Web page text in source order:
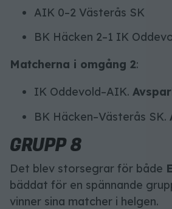
AIK 0–2 Västerås SK
BK Häcken 2–1 IK
Matcherna i omgång 2:
IK Oddevold–AIK.
BK Häcken–Västerås SK.
GRUPP 8
Det blev storsegrar för både
bäddat för en spännande
vinner sina matcher i helgen.